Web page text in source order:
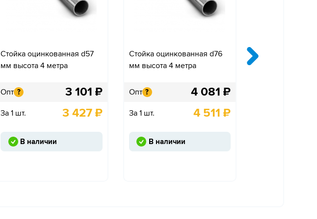
Стойка оцинкованная d57
мм высота 4 метра
Опт ? 3 101 ₽
За 1 шт. 3 427₽
В наличии
Стойка оцинкованная d76
мм высота 4 метра
Опт ? 4 081 ₽
За 1 шт. 4 511 ₽
В наличии
Крепление